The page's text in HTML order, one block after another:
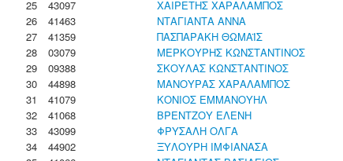
25
43097 ΧΑΙΡΕΤΗΣ ΧΑΡΑΛΑΜΠΟΣ
26
41463 ΝΤΑΓΙΑΝΤΑ ΑΝΝΑ
27
41359 ΠΑΣΠΑΡΑΚΗ ΘΩΜΑΪΣ
28
03079 ΜΕΡΚΟΥΡΗΣ ΚΩΝΣΤΑΝΤΙΝΟΣ
29
09388 ΣΚΟΥΛΑΣ ΚΩΝΣΤΑΝΤΙΝΟΣ
30
44898 ΜΑΝΟΥΡΑΣ ΧΑΡΑΛΑΜΠΟΣ
31
41079 ΚΟΝΙΟΣ ΕΜΜΑΝΟΥΗΛ
32
41068 ΒΡΕΝΤΖΟΥ ΕΛΕΝΗ
33
43099 ΦΡΥΣΑΛΗ ΟΛΓΑ
34
44902 ΞΥΛΟΥΡΗ ΙΜΦΙΑΝΑΣΑ